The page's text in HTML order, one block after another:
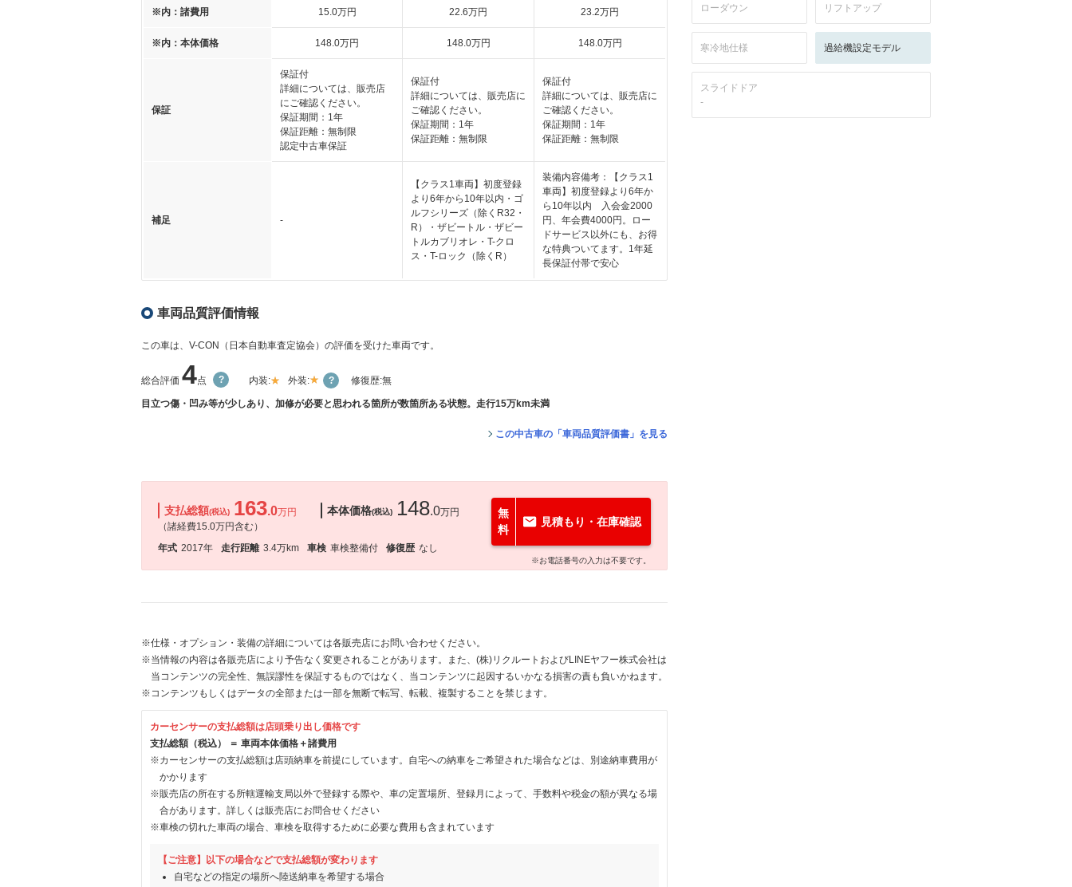
※内：諸費用 15.0万円 22.6万円 23.2万円
※内：本体価格 148.0万円 148.0万円 148.0万円
保証
保証付
詳細については、販売店
にご確認ください。
保証期間：1年
保証距離：無制限
認定中古車保証
保証付
詳細については、販売店に
ご確認ください。
保証期間：1年
保証距離：無制限
保証付
詳細については、販売店に
ご確認ください。
保証期間：1年
保証距離：無制限
補足 -
【クラス1車両】初度登録
より6年から10年以内・ゴ
ルフシリーズ（除くR32・
R）・ザビートル・ザビー
トルカブリオレ・T-クロ
ス・T-ロック（除くR）
装備内容備考：【クラス1
車両】初度登録より6年か
ら10年以内 入会金2000
円、年会費4000円。ロー
ドサービス以外にも、お得
な特典ついてます。1年延
長保証付帯で安心
車両品質評価情報
この車は、V-CON（日本自動車査定協会）の評価を受けた車両です。
総合評価 4点 内装: 外装: 修復歴:無
目立つ傷・凹み等が少しあり、加修が必要と思われる箇所が数箇所ある状態。走行15万km未満
この中古車の「車両品質評価書」を見る
支払総額(税込) 163.0万円
（諸経費15.0万円含む）
本体価格(税込) 148.0万円
年式 2017年 走行距離 3.4万km 車検 車検整備付 修復歴 なし
無
料
見積もり・在庫確認
※お電話番号の入力は不要です。
※仕様・オプション・装備の詳細については各販売店にお問い合わせください。
※当情報の内容は各販売店により予告なく変更されることがあります。また、(株)リクルートおよびLINEヤフー株式会社は
当コンテンツの完全性、無誤謬性を保証するものではなく、当コンテンツに起因するいかなる損害の責も負いかねます。
※コンテンツもしくはデータの全部または一部を無断で転写、転載、複製することを禁じます。
カーセンサーの支払総額は店頭乗り出し価格です
支払総額（税込） ＝ 車両本体価格＋諸費用
※カーセンサーの支払総額は店頭納車を前提にしています。自宅への納車をご希望された場合などは、別途納車費用が
かかります
※販売店の所在する所轄運輸支局以外で登録する際や、車の定置場所、登録月によって、手数料や税金の額が異なる場
合があります。詳しくは販売店にお問合せください
※車検の切れた車両の場合、車検を取得するために必要な費用も含まれています
【ご注意】以下の場合などで支払総額が変わります
自宅などの指定の場所へ陸送納車を希望する場合
ローダウン リフトアップ
寒冷地仕様 過給機設定モデル
スライドドア
-